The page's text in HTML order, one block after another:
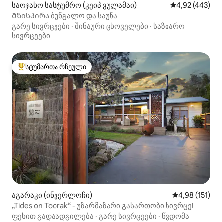
საოჯახო სასტუმრო (კეიპ ვულამაი) საშუალო
4,92 (443)
Მზისპირა ბუნგალო და საუნა
გარე სივრცეები · შინაური ცხოველები · საზიარო
სივრცეები
სტუმართა რჩეული მოწინავე ვარიანტი
სტუმართა რჩეული
აგარაკი (ინვერლოჩი) საშუალო
4,98 (151)
„Tides on Toorak“ - უზარმაზარი გასართობი სივრცე!
ფეხით გადაადგილება · გარე სივრცეები · წვდომა